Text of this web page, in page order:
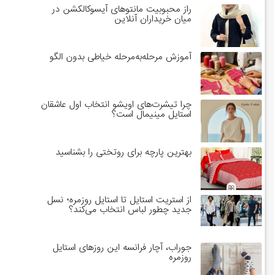
راز محبوبیت مانتوهای آیسوکالکشن در
میان خریداران آنلاین
آموزش مرحله‌به‌مرحله خیاطی بدون الگو
چرا تیشرت‌های اویشو انتخاب اول عاشقان
استایل مینیمال است؟
بهترین پارچه برای روتختی را بشناسید
از استریت استایل تا استایل روزمره؛ نسل
جدید چطور لباس انتخاب می‌کند؟
جوراب، آچار فرانسه این روزهای استایل
روزمره